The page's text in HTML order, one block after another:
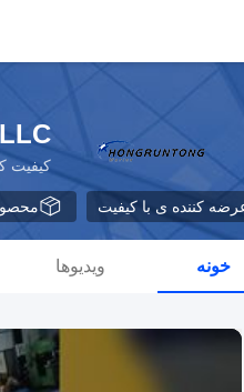
کیفیت
کننده ی با کیفیت
خونه ویدیوها